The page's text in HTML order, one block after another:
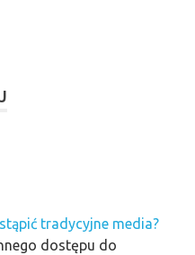
tradycyjne media?
dostępu do